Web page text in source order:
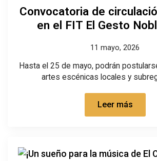
Convocatoria de
en el FIT El Gesto
11 mayo, 2026
Hasta el 25 de mayo, podrán
artes escénicas locales y
Leer más